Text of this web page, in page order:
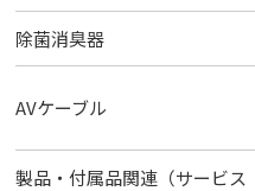
除菌消臭器
AVケーブル
製品・付属品関連（サービス